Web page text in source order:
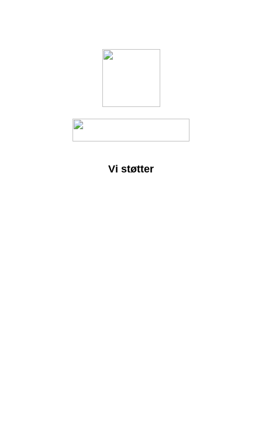
Vi støtter